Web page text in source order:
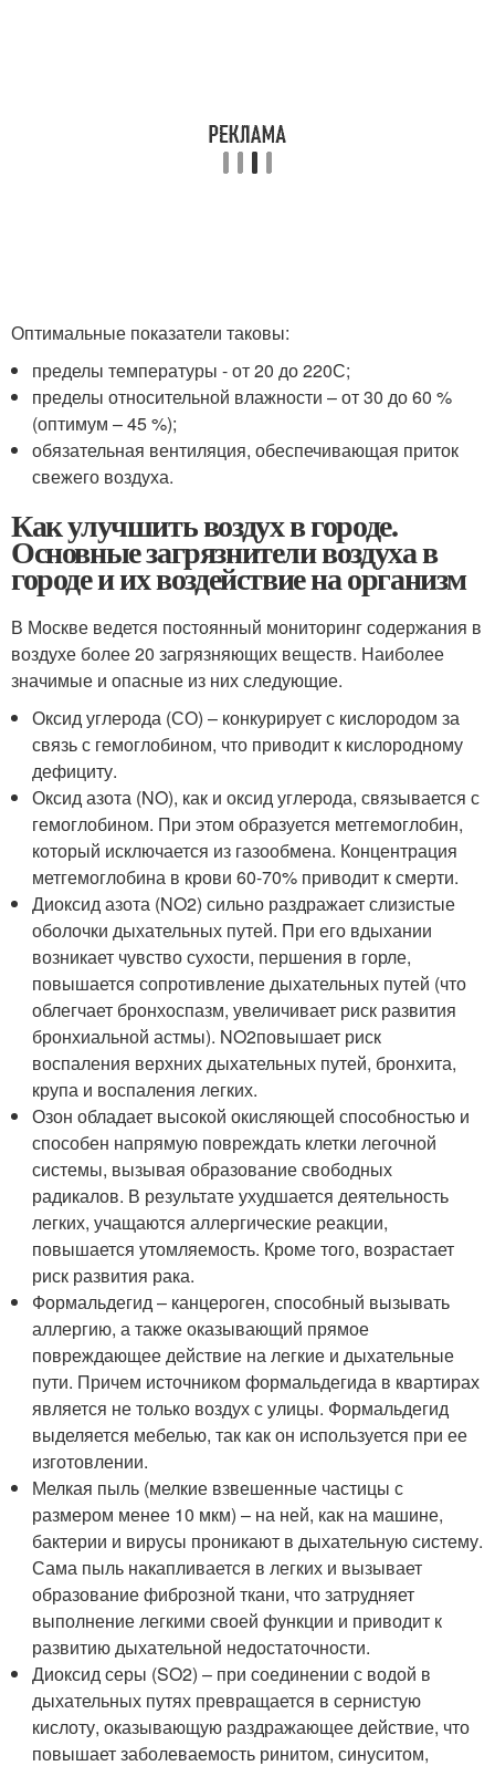
Оптимальные показатели таковы:
пределы температуры - от 20 до 220С;
пределы относительной влажности – от 30 до 60 %
(оптимум – 45 %);
обязательная вентиляция, обеспечивающая приток
свежего воздуха.
Как улучшить воздух в городе.
Основные загрязнители воздуха в
городе и их воздействие на организм
В Москве ведется постоянный мониторинг содержания в
воздухе более 20 загрязняющих веществ. Наиболее
значимые и опасные из них следующие.
Оксид углерода (СО) – конкурирует с кислородом за
связь с гемоглобином, что приводит к кислородному
дефициту.
Оксид азота (NO), как и оксид углерода, связывается с
гемоглобином. При этом образуется метгемоглобин,
который исключается из газообмена. Концентрация
метгемоглобина в крови 60-70% приводит к смерти.
Диоксид азота (NO2) сильно раздражает слизистые
оболочки дыхательных путей. При его вдыхании
возникает чувство сухости, першения в горле,
повышается сопротивление дыхательных путей (что
облегчает бронхоспазм, увеличивает риск развития
бронхиальной астмы). NO2повышает риск
воспаления верхних дыхательных путей, бронхита,
крупа и воспаления легких.
Озон обладает высокой окисляющей способностью и
способен напрямую повреждать клетки легочной
системы, вызывая образование свободных
радикалов. В результате ухудшается деятельность
легких, учащаются аллергические реакции,
повышается утомляемость. Кроме того, возрастает
риск развития рака.
Формальдегид – канцероген, способный вызывать
аллергию, а также оказывающий прямое
повреждающее действие на легкие и дыхательные
пути. Причем источником формальдегида в квартирах
является не только воздух с улицы. Формальдегид
выделяется мебелью, так как он используется при ее
изготовлении.
Мелкая пыль (мелкие взвешенные частицы с
размером менее 10 мкм) – на ней, как на машине,
бактерии и вирусы проникают в дыхательную систему.
Сама пыль накапливается в легких и вызывает
образование фиброзной ткани, что затрудняет
выполнение легкими своей функции и приводит к
развитию дыхательной недостаточности.
Диоксид серы (SO2) – при соединении с водой в
дыхательных путях превращается в сернистую
кислоту, оказывающую раздражающее действие, что
повышает заболеваемость ринитом, синуситом,